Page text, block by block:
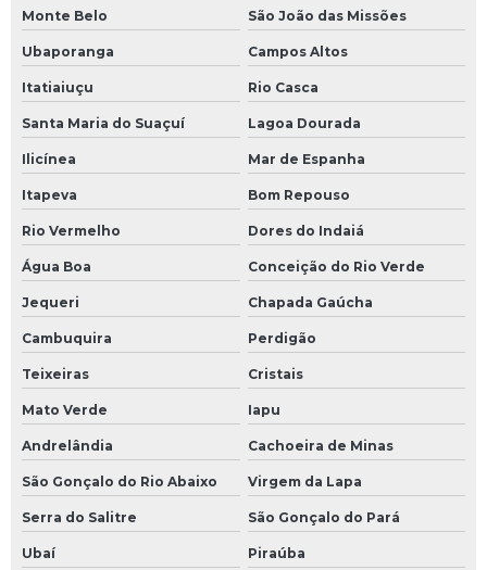
Monte Belo São João das Missões
Ubaporanga Campos Altos
Itatiaiuçu Rio Casca
Santa Maria do Suaçuí Lagoa Dourada
Ilicínea Mar de Espanha
Itapeva Bom Repouso
Rio Vermelho Dores do Indaiá
Água Boa Conceição do Rio Verde
Jequeri Chapada Gaúcha
Cambuquira Perdigão
Teixeiras Cristais
Mato Verde Iapu
Andrelândia Cachoeira de Minas
São Gonçalo do Rio Abaixo Virgem da Lapa
Serra do Salitre São Gonçalo do Pará
Ubaí Piraúba